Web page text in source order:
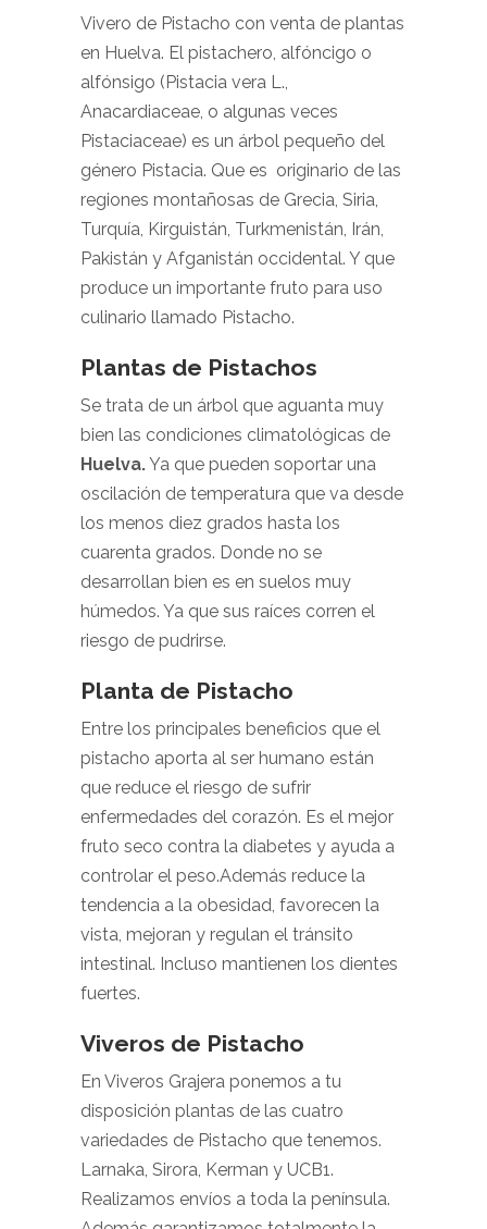
Vivero de Pistacho con venta de plantas
en Huelva. El pistachero, alfóncigo o
alfónsigo (Pistacia vera L.,
Anacardiaceae, o algunas veces
Pistaciaceae) es un árbol pequeño del
género Pistacia. Que es originario de las
regiones montañosas de Grecia, Siria,
Turquía, Kirguistán, Turkmenistán, Irán,
Pakistán y Afganistán occidental. Y que
produce un importante fruto para uso
culinario llamado Pistacho.
Plantas de Pistachos
Se trata de un árbol que aguanta muy
bien las condiciones climatológicas de
Huelva.Ya que pueden soportar una
oscilación de temperatura que va desde
los menos diez grados hasta los
cuarenta grados. Donde no se
desarrollan bien es en suelos muy
húmedos. Ya que sus raíces corren el
riesgo de pudrirse.
Planta de Pistacho
Entre los principales beneficios que el
pistacho aporta al ser humano están
que reduce el riesgo de sufrir
enfermedades del corazón. Es el mejor
fruto seco contra la diabetes y ayuda a
controlar el peso.Además reduce la
tendencia a la obesidad, favorecen la
vista, mejoran y regulan el tránsito
intestinal. Incluso mantienen los dientes
fuertes.
Viveros de Pistacho
En Viveros Grajera ponemos a tu
disposición plantas de las cuatro
variedades de Pistacho que tenemos.
Larnaka, Sirora, Kerman y UCB1.
Realizamos envíos a toda la península.